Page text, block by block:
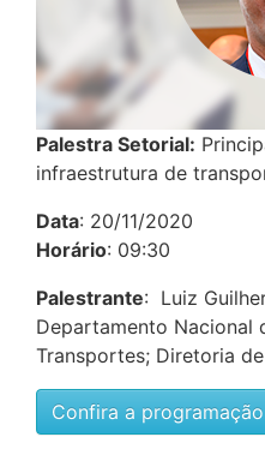
Palestra Setorial:
infraestrutura de
Data: 20/11/2020
Horário: 09:30
Palestrante: Luiz
Departamento Nacional
Transportes; Diretoria
Confira a programação